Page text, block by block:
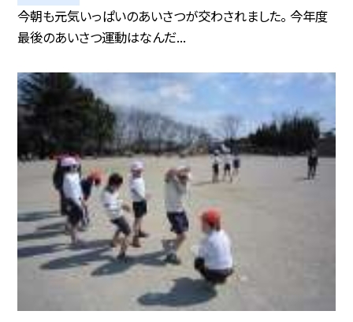
今朝も元気いっぱいのあいさつが交わされました。 今年度
最後のあいさつ運動はなんだ...